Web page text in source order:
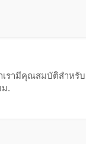
าเรามีคุณสมบัติสำ
.